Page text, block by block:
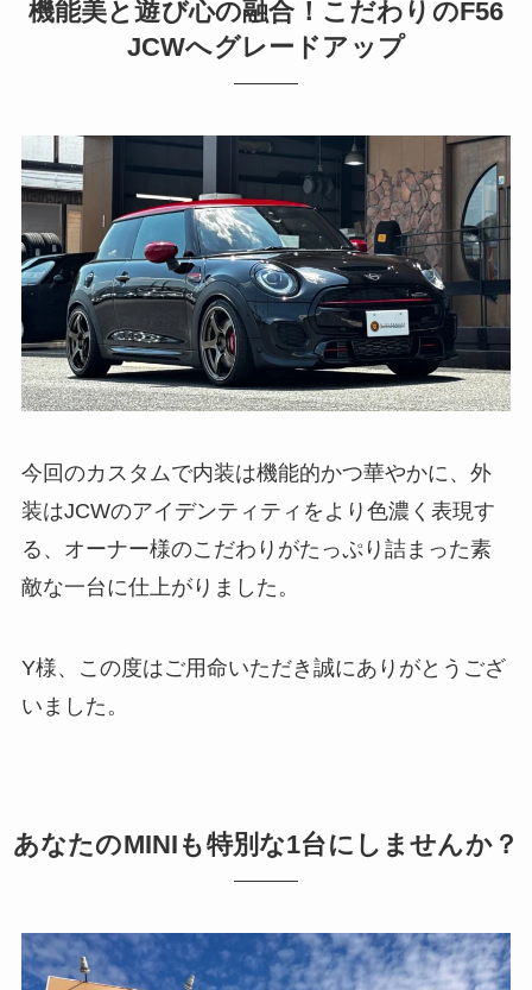
機能美と遊び心の融合！こだわりのF56
JCWへグレードアップ
今回のカスタムで内装は機能的かつ華やかに、外
装はJCWのアイデンティティをより色濃く表現す
る、オーナー様のこだわりがたっぷり詰まった素
敵な一台に仕上がりました。
Y様、この度はご用命いただき誠にありがとうござ
いました。
あなたのMINIも特別な1台にしませんか？